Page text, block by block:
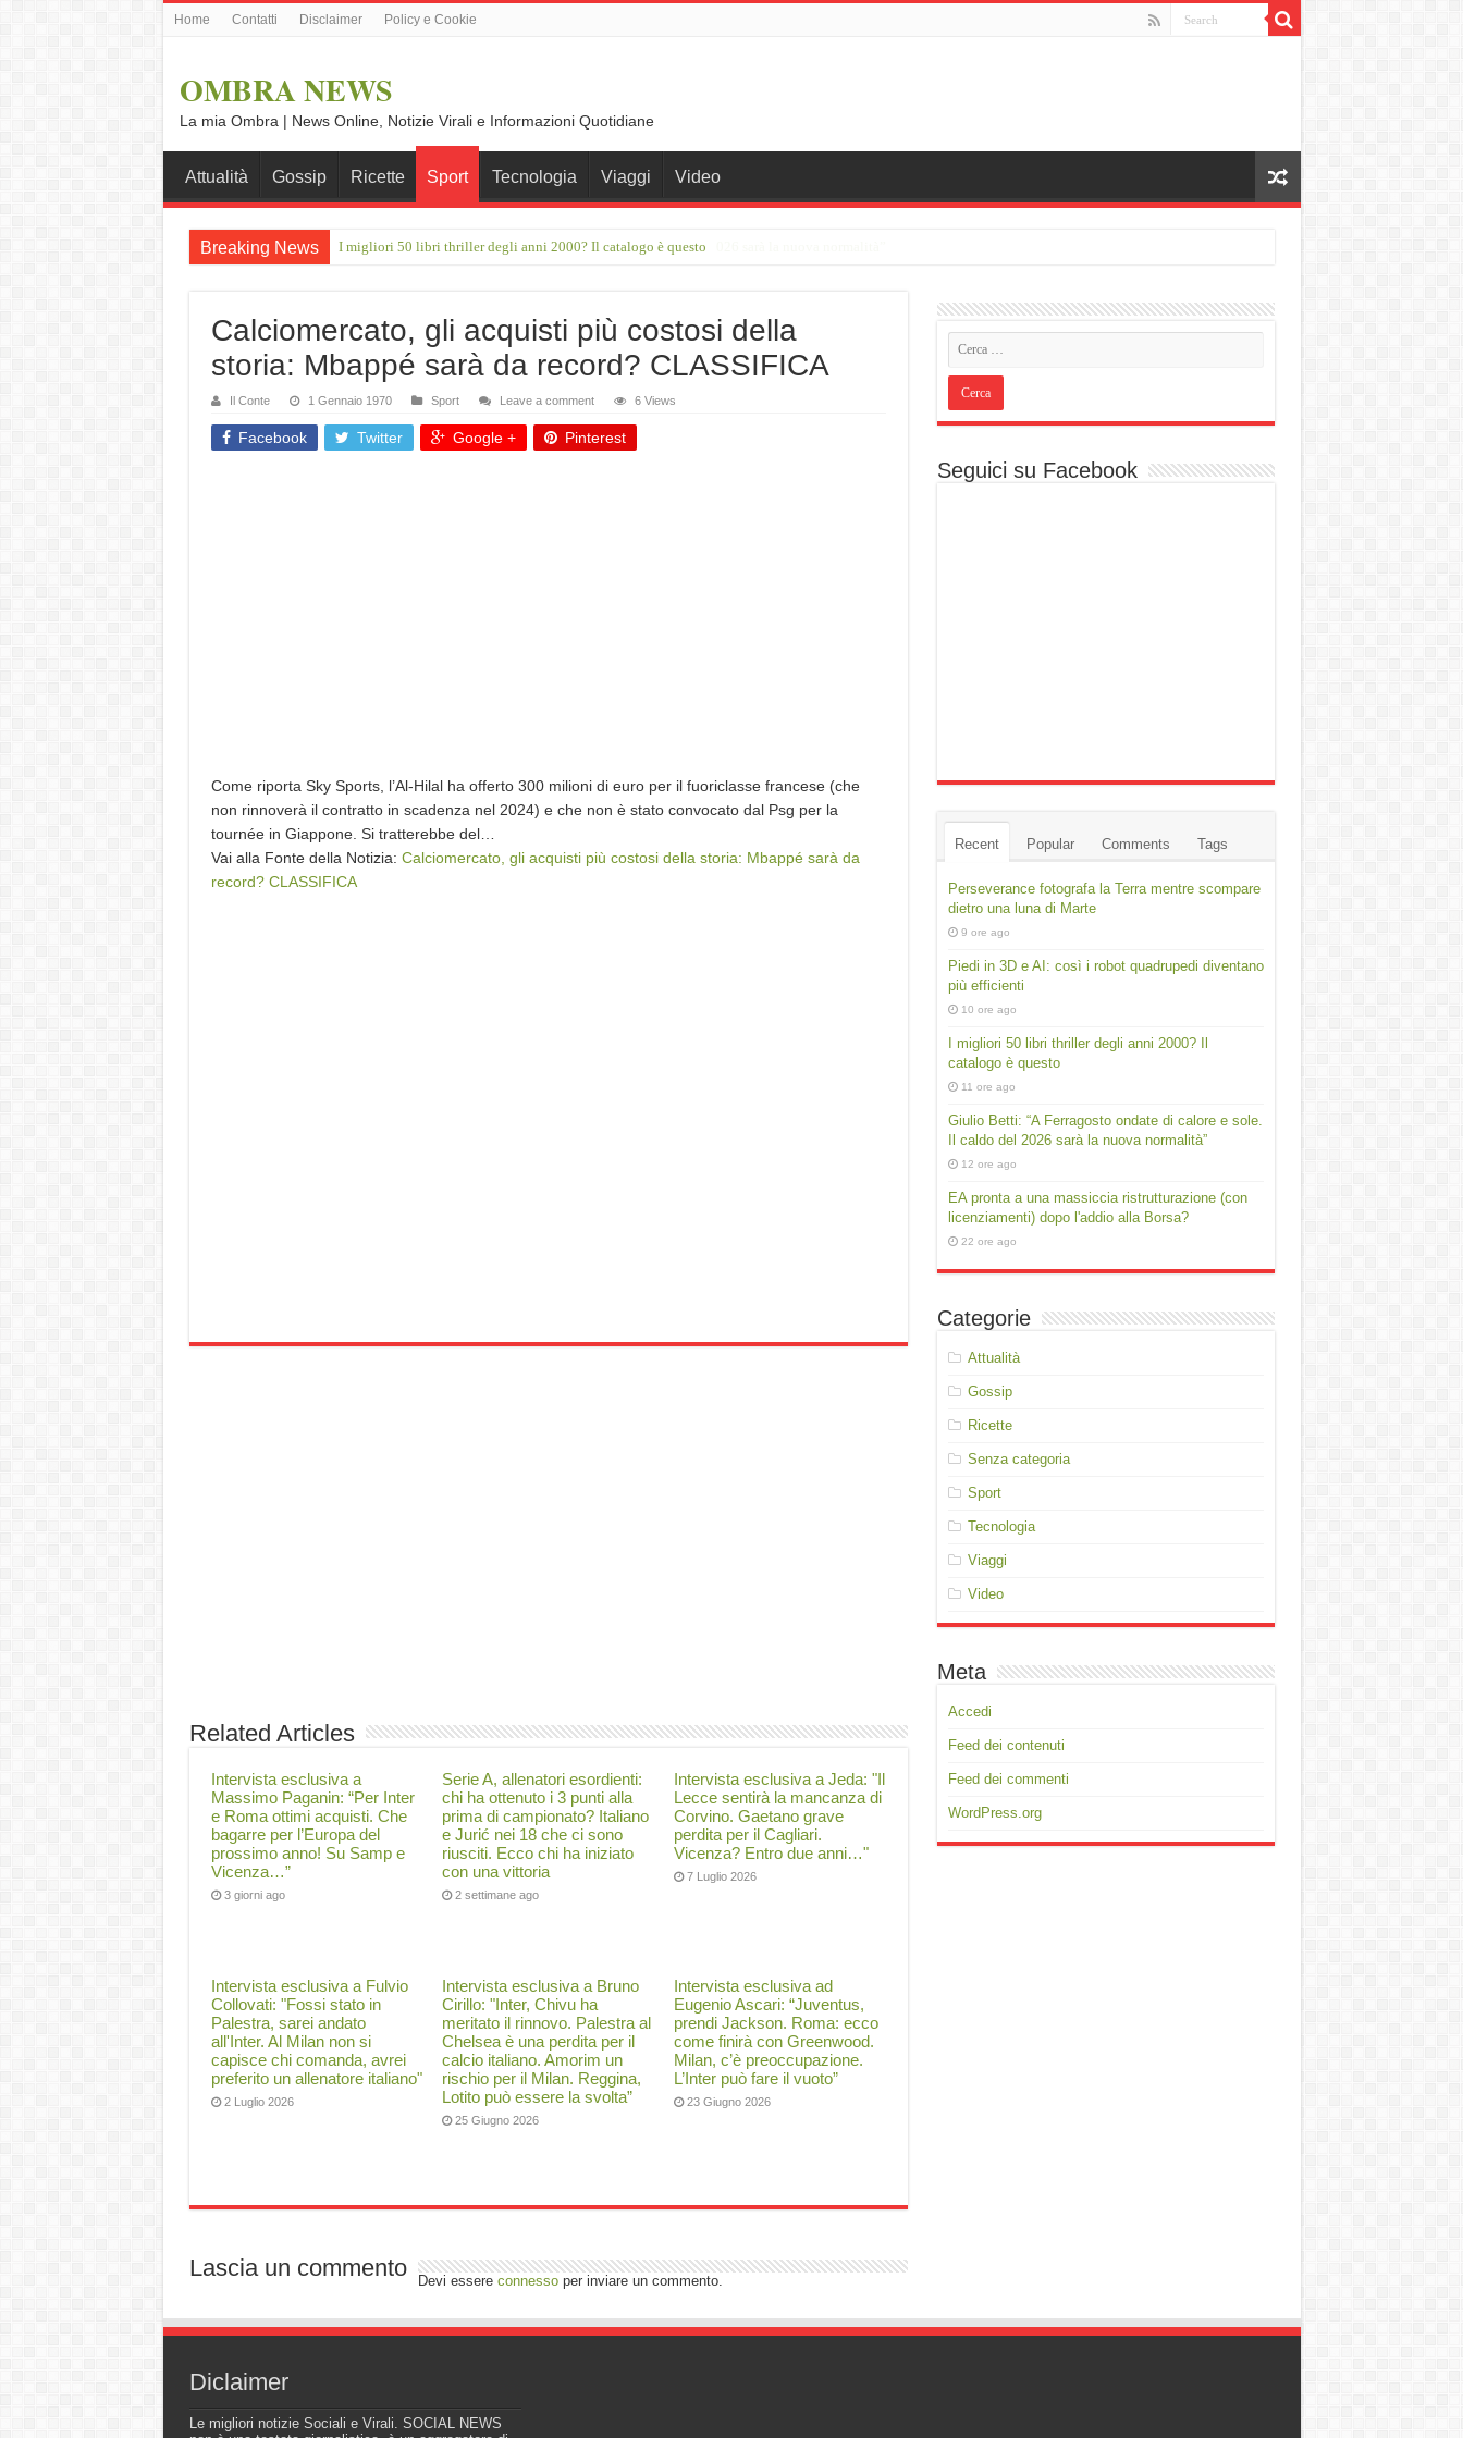
Home Contatti Disclaimer Policy e Cookie
OMBRA NEWS
La mia Ombra | News Online, Notizie Virali e Informazioni Quotidiane
Attualità Gossip Ricette Sport Tecnologia Viaggi Video
Breaking News I migliori 50 libri thriller degli anni 2000? Il catalogo è questo
Giulio Betti: “A Ferragosto ondate di calore e sole. Il caldo del 2026 sarà la nuova normalità”
Calciomercato, gli acquisti più costosi della
storia: Mbappé sarà da record? CLASSIFICA
Il Conte 1 Gennaio 1970 Sport Leave a comment 6 Views
Facebook Twitter Google + Pinterest
Come riporta Sky Sports, l’Al-Hilal ha offerto 300 milioni di euro per il fuoriclasse francese (che
non rinnoverà il contratto in scadenza nel 2024) e che non è stato convocato dal Psg per la
tournée in Giappone. Si tratterebbe del…
Vai alla Fonte della Notizia: Calciomercato, gli acquisti più costosi della storia: Mbappé sarà da
record? CLASSIFICA
Related Articles
Intervista esclusiva a
Massimo Paganin: “Per Inter
e Roma ottimi acquisti. Che
bagarre per l’Europa del
prossimo anno! Su Samp e
Vicenza…”
3 giorni ago
Serie A, allenatori esordienti:
chi ha ottenuto i 3 punti alla
prima di campionato? Italiano
e Jurić nei 18 che ci sono
riusciti. Ecco chi ha iniziato
con una vittoria
2 settimane ago
Intervista esclusiva a Jeda: "Il
Lecce sentirà la mancanza di
Corvino. Gaetano grave
perdita per il Cagliari.
Vicenza? Entro due anni…"
7 Luglio 2026
Intervista esclusiva a Fulvio
Collovati: "Fossi stato in
Palestra, sarei andato
all'Inter. Al Milan non si
capisce chi comanda, avrei
preferito un allenatore italiano"
2 Luglio 2026
Intervista esclusiva a Bruno
Cirillo: "Inter, Chivu ha
meritato il rinnovo. Palestra al
Chelsea è una perdita per il
calcio italiano. Amorim un
rischio per il Milan. Reggina,
Lotito può essere la svolta”
25 Giugno 2026
Intervista esclusiva ad
Eugenio Ascari: “Juventus,
prendi Jackson. Roma: ecco
come finirà con Greenwood.
Milan, c’è preoccupazione.
L’Inter può fare il vuoto”
23 Giugno 2026
Lascia un commento Devi essere connessoper inviare un commento.
Seguici su Facebook
Recent Popular Comments Tags
Perseverance fotografa la Terra mentre scompare
dietro una luna di Marte
9 ore ago
Piedi in 3D e AI: così i robot quadrupedi diventano
più efficienti
10 ore ago
I migliori 50 libri thriller degli anni 2000? Il
catalogo è questo
11 ore ago
Giulio Betti: “A Ferragosto ondate di calore e sole.
Il caldo del 2026 sarà la nuova normalità”
12 ore ago
EA pronta a una massiccia ristrutturazione (con
licenziamenti) dopo l'addio alla Borsa?
22 ore ago
Categorie
Attualità
Gossip
Ricette
Senza categoria
Sport
Tecnologia
Viaggi
Video
Meta
Accedi
Feed dei contenuti
Feed dei commenti
WordPress.org
Diclaimer
Le migliori notizie Sociali e Virali. SOCIAL NEWS